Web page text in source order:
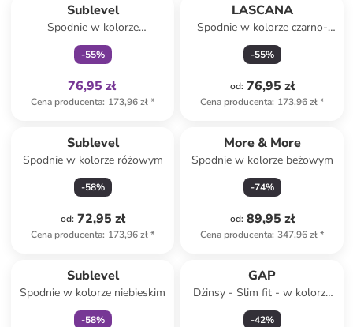
Sublevel
Spodnie w kolorze
granatowym
-55%
76,95 zł
Cena producenta: 173,96 zł*
LASCANA
Spodnie w kolorze czarno-
karmelowym
-55%
od: 76,95 zł
Cena producenta: 173,96 zł*
Sublevel
Spodnie w kolorze różowym
-58%
od: 72,95 zł
Cena producenta: 173,96 zł*
More & More
Spodnie w kolorze beżowym
-74%
od: 89,95 zł
Cena producenta: 347,96 zł*
Sublevel
Spodnie w kolorze niebieskim
-58%
GAP
Dżinsy - Slim fit - w kolorze
granatowym
-42%